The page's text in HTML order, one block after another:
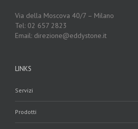
Via della Moscova 40/7 – Milano
Tel: 02 657 2823
Email: direzione@eddystone.it
LINKS
Servizi
Prodotti